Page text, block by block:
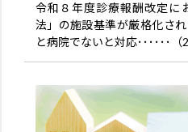
令和８年度診療報酬改定に
法」の施設基準が厳格化さ
と病院でないと対応･･････（